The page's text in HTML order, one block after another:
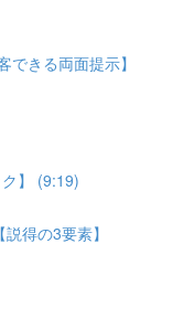
できる両面提示】
】 (9:19)
得の3要素】